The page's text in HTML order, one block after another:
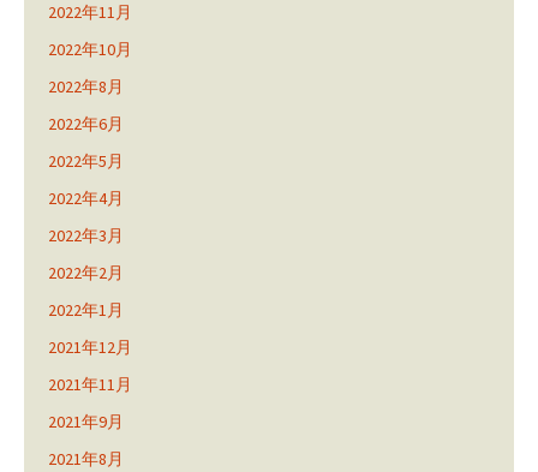
2022年11月
2022年10月
2022年8月
2022年6月
2022年5月
2022年4月
2022年3月
2022年2月
2022年1月
2021年12月
2021年11月
2021年9月
2021年8月